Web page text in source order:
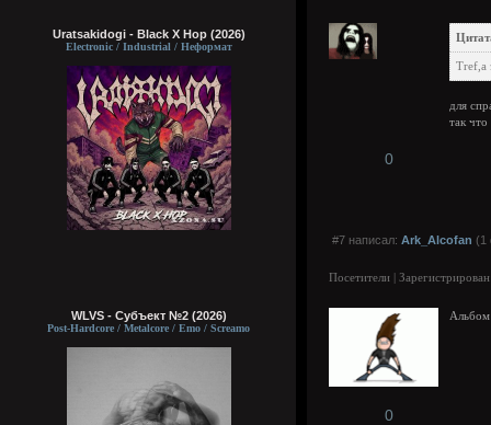
Uratsakidogi - Black X Hop (2026)
Electronic / Industrial / Неформат
WLVS - Субъект №2 (2026)
Post-Hardcore / Metalcore / Emo / Screamo
Tref,а
для
так
0
#7 написал: Ark_Alcofan (1
Посетители |
Альбом
0